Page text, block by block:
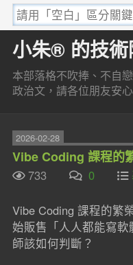
小朱® 的技術
本部落格不吹捧、不自
政治文，請各位朋友安
2026-02-28
Vibe Coding 課程的
733 0
Vibe Coding 課程的繁
始販售「人人都能寫
師該如何判斷？